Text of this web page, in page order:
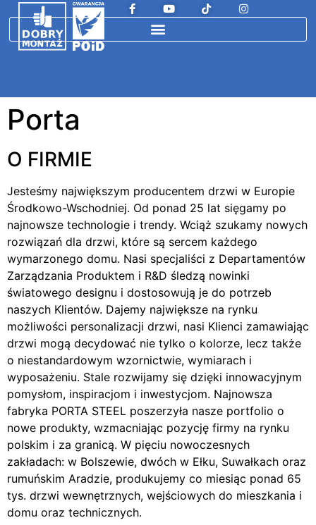
Porta
O FIRMIE
Jesteśmy największym producentem drzwi w Europie
Środkowo-Wschodniej. Od ponad 25 lat sięgamy po
najnowsze technologie i trendy. Wciąż szukamy nowych
rozwiązań dla drzwi, które są sercem każdego
wymarzonego domu. Nasi specjaliści z Departamentów
Zarządzania Produktem i R&D śledzą nowinki
światowego designu i dostosowują je do potrzeb
naszych Klientów. Dajemy największe na rynku
możliwości personalizacji drzwi, nasi Klienci zamawiając
drzwi mogą decydować nie tylko o kolorze, lecz także
o niestandardowym wzornictwie, wymiarach i
wyposażeniu. Stale rozwijamy się dzięki innowacyjnym
pomysłom, inspiracjom i inwestycjom. Najnowsza
fabryka PORTA STEEL poszerzyła nasze portfolio o
nowe produkty, wzmacniając pozycję firmy na rynku
polskim i za granicą. W pięciu nowoczesnych
zakładach: w Bolszewie, dwóch w Ełku, Suwałkach oraz
rumuńskim Aradzie, produkujemy co miesiąc ponad 65
tys. drzwi wewnętrznych, wejściowych do mieszkania i
domu oraz technicznych.